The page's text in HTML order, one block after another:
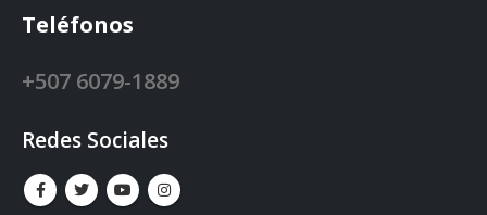
Teléfonos
+507 6079-1889
Redes Sociales